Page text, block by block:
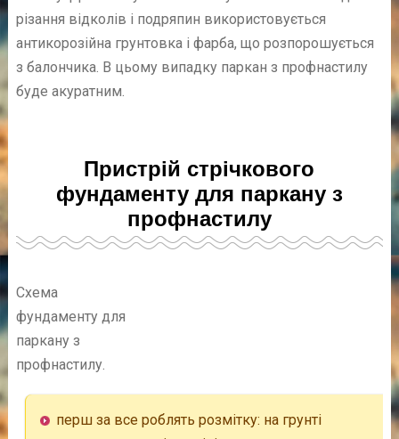
різання відколів і подряпин використовується
антикорозійна грунтовка і фарба, що розпорошується
з балончика. В цьому випадку паркан з профнастилу
буде акуратним.
Пристрій стрічкового
фундаменту для паркану з
профнастилу
Схема
фундаменту для
паркану з
профнастилу.
перш за все роблять розмітку: на грунті